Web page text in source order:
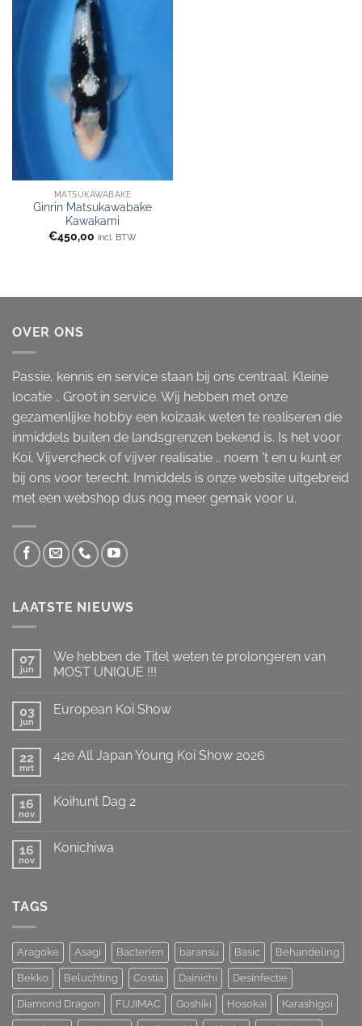
MATSUKAWABAKE
Ginrin Matsukawabake
Kawakami
€450,00 incl. BTW
OVER ONS
Passie, kennis en service staan bij ons centraal. Kleine
locatie .. Groot in service. Wij hebben met onze
gezamenlijke hobby een koizaak weten te realiseren die
inmiddels buiten de landsgrenzen bekend is. Is het voor
Koi, Vijvercheck of vijver realisatie .. noem 't en u kunt er
bij ons voor terecht. Inmiddels is onze website uitgebreid
met een webshop dus nog meer gemak voor u.
LAATSTE NIEUWS
07
jun
We hebben de Titel weten te prolongeren van
MOST UNIQUE !!!
op
Titel
weten
MOST
03
jun
European Koi Show
European
22
mrt
42e All Japan Young Koi Show 2026
42e
Koi
Show
16
nov
Koihunt Dag 2
Koihunt
16
nov
Konichiwa
TAGS
Aragoke Asagi Bacterien baransu Basic Behandeling
Bekko Beluchting Costia Dainichi Desinfectie
Diamond Dragon FUJIMAC Goshiki Hosokai Karashigoi